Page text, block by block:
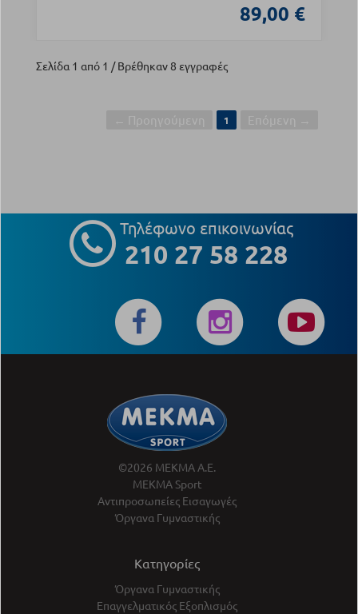
89,00 €
Σελίδα 1 από 1 / Βρέθηκαν 8 εγγραφές
1
Τηλέφωνο επικοινωνίας
210 27 58 228
©2026 ΜΕΚΜΑ Α.Ε.
ΜΕΚΜΑ Sport
Αντιπροσωπείες Εισαγωγές
Όργανα Γυμναστικής
Κατηγορίες
Όργανα Γυμναστικής
Επαγγελματικός Εξοπλισμός